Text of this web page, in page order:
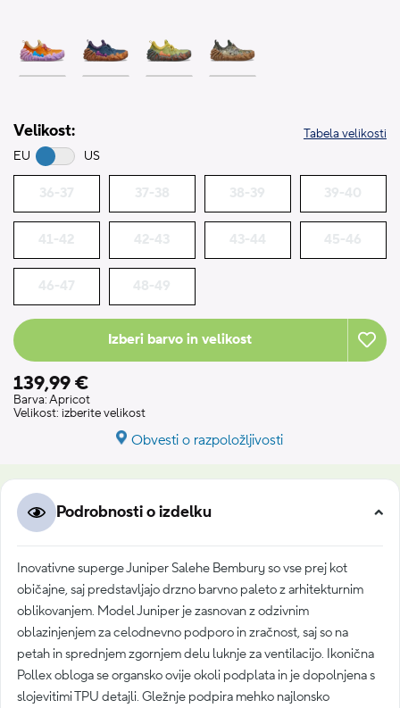
Velikost:
EU US
Tabela velikosti
36-37 37-38 38-39 39-40
41-42 42-43 43-44 45-46
46-47 48-49
Izberi barvo in velikost
139,99 €
Barva:Apricot
Velikost: izberite velikost
Obvesti o razpoložljivosti
Podrobnosti o izdelku
Inovativne superge Juniper Salehe Bembury so vse prej kot
običajne, saj predstavljajo drzno barvno paleto z arhitekturnim
oblikovanjem. Model Juniper je zasnovan z odzivnim
oblazinjenjem za celodnevno podporo in zračnost, saj so na
petah in sprednjem zgornjem delu luknje za ventilacijo. Ikonična
Pollex obloga se organsko ovije okoli podplata in je dopolnjena s
slojevitimi TPU detajli. Gležnje podpira mehko najlonsko